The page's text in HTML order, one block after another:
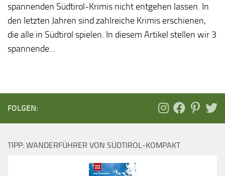
spannenden Südtirol-Krimis nicht entgehen lassen. In
den letzten Jahren sind zahlreiche Krimis erschienen,
die alle in Südtirol spielen. In diesem Artikel stellen wir 3
spannende...
FOLGEN:
TIPP: WANDERFÜHRER VON SÜDTIROL-KOMPAKT